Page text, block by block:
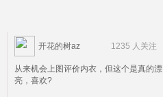
开花的树az 1235 人关注
从来机会上图评价内衣，但这个是真的漂
亮，喜欢?